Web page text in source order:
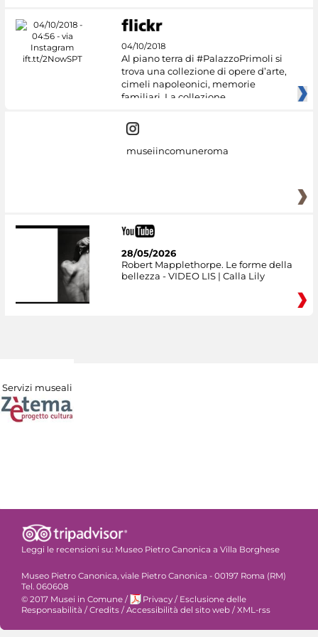
04/10/2018
Al piano terra di #PalazzoPrimoli si
trova una collezione di opere d’arte,
cimeli napoleonici, memorie
familiari. La collezione
museiincomuneroma
28/05/2026
Robert Mapplethorpe. Le forme della
bellezza - VIDEO LIS | Calla Lily
Servizi museali
Leggi le recensioni su: Museo Pietro Canonica a Villa Borghese
Museo Pietro Canonica, viale Pietro Canonica - 00197 Roma (RM)
Tel. 060608
© 2017 Musei in Comune / Privacy / Esclusione delle
Responsabilità /Credits /Accessibilità del sito web /XML-rss